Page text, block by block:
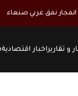
و تقاريراخبار اقتصادية